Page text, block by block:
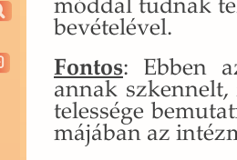
be­vé­te­lé­vel.
Fon­tos: Ebben
annak
te­les­sé­ge
má­já­ban az